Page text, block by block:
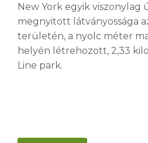
New York egyik viszonylag
megnyitott látványossága
területén, a nyolc méter
helyén létrehozott, 2,33
Line park.